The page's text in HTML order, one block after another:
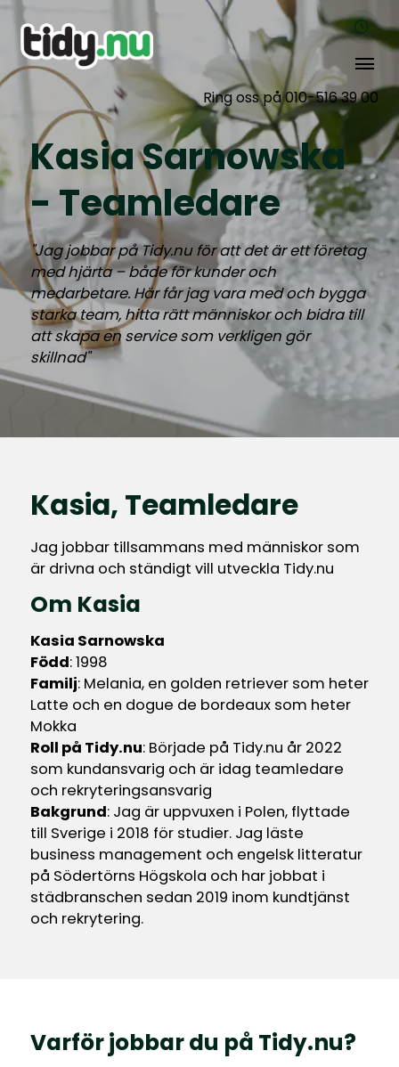
Ring oss på 010-516 39 00
Kasia Sarnowska
- Teamledare
"Jag jobbar på Tidy.nu för att det är ett företag
med hjärta – både för kunder och
medarbetare. Här får jag vara med och bygga
starka team, hitta rätt människor och bidra till
att skapa en service som verkligen gör
skillnad"
Kasia, Teamledare
Jag jobbar tillsammans med människor som
är drivna och ständigt vill utveckla Tidy.nu
Om Kasia
Kasia Sarnowska
Född: 1998
Familj: Melania, en golden retriever som heter
Latte och en dogue de bordeaux som heter
Mokka
Roll på Tidy.nu: Började på Tidy.nu år 2022
som kundansvarig och är idag teamledare
och rekryteringsansvarig
Bakgrund: Jag är uppvuxen i Polen, flyttade
till Sverige i 2018 för studier. Jag läste
business management och engelsk litteratur
på Södertörns Högskola och har jobbat i
städbranschen sedan 2019 inom kundtjänst
och rekrytering.
Varför jobbar du på Tidy.nu?